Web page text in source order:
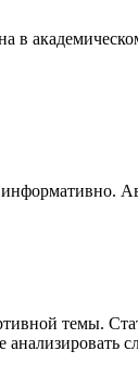
в
темы.
анализировать